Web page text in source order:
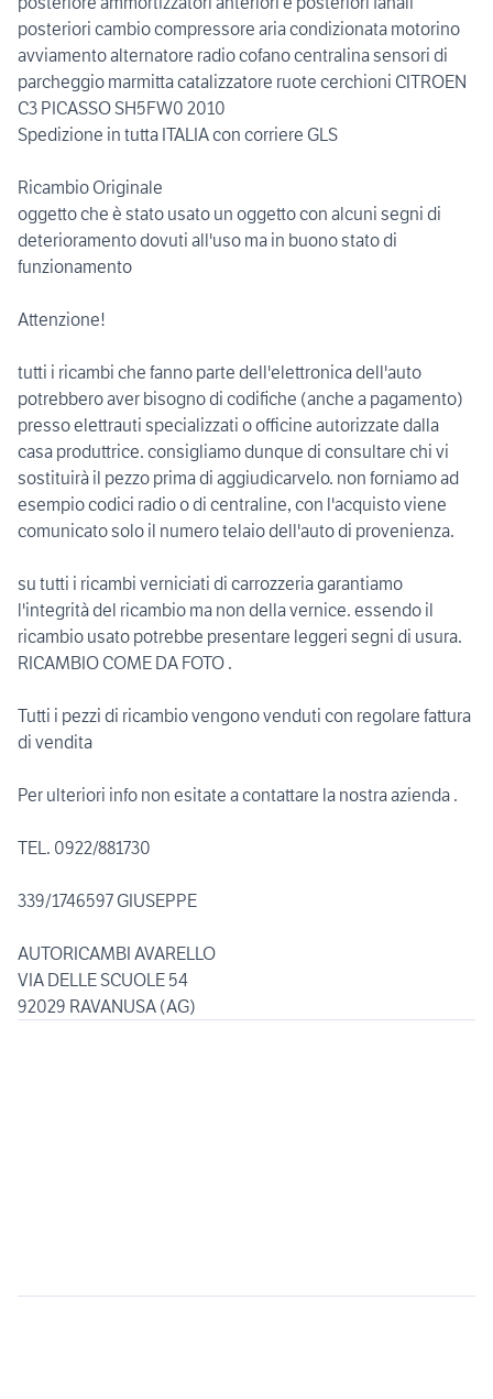
posteriori cambio compressore aria condizionata motorino
avviamento alternatore radio cofano centralina sensori di
parcheggio marmitta catalizzatore ruote cerchioni CITROEN
C3 PICASSO SH5FW0 2010
Spedizione in tutta ITALIA con corriere GLS
Ricambio Originale
oggetto che è stato usato un oggetto con alcuni segni di
deterioramento dovuti all'uso ma in buono stato di
funzionamento
Attenzione!
tutti i ricambi che fanno parte dell'elettronica dell'auto
potrebbero aver bisogno di codifiche (anche a pagamento)
presso elettrauti specializzati o officine autorizzate dalla
casa produttrice. consigliamo dunque di consultare chi vi
sostituirà il pezzo prima di aggiudicarvelo. non forniamo ad
esempio codici radio o di centraline, con l'acquisto viene
comunicato solo il numero telaio dell'auto di provenienza.
su tutti i ricambi verniciati di carrozzeria garantiamo
l'integrità del ricambio ma non della vernice. essendo il
ricambio usato potrebbe presentare leggeri segni di usura.
RICAMBIO COME DA FOTO .
Tutti i pezzi di ricambio vengono venduti con regolare fattura
di vendita
Per ulteriori info non esitate a contattare la nostra azienda .
TEL. 0922/881730
339/1746597 GIUSEPPE
AUTORICAMBI AVARELLO
VIA DELLE SCUOLE 54
92029 RAVANUSA (AG)